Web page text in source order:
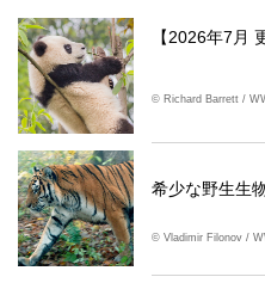
【2026年7月
© Richard Barrett /
希少な野生生
© Vladimir Filonov /